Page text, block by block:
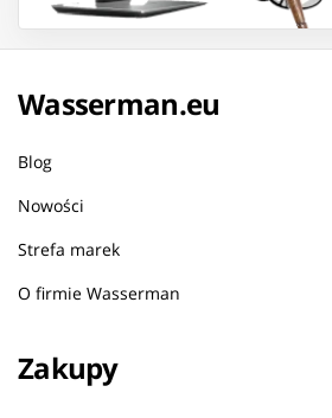
Wasserman.eu
Blog
Nowości
Strefa marek
O firmie Wasserman
Zakupy